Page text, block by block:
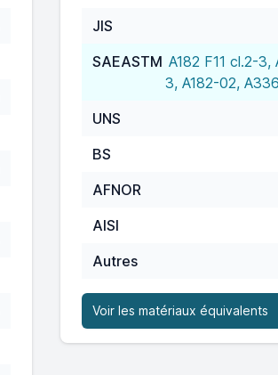
JIS
SAEASTM A182 F11 cl.2-3,
3, A182-02,
UNS
BS
AFNOR
AISI
Autres
Voir les matériaux équivalents